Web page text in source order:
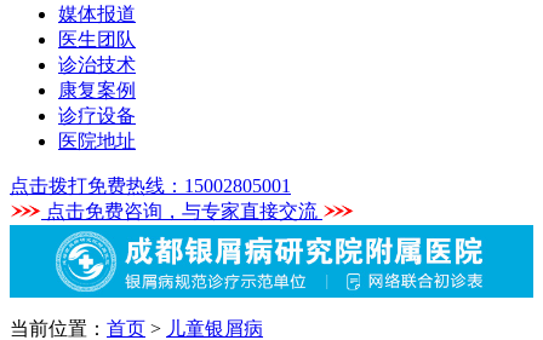
媒体报道
医生团队
诊治技术
康复案例
诊疗设备
医院地址
点击拨打免费热线：15002805001
点击免费咨询，与专家直接交流
当前位置： 首页 > 儿童银屑病